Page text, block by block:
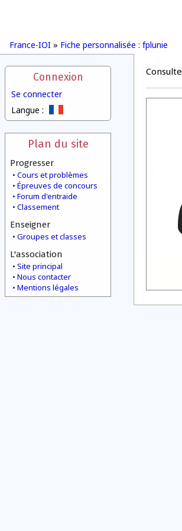
France-IOI » Fiche personnalisée : fplunie
Connexion
Se connecter
Langue :
Plan du site
Progresser
Cours et problèmes
Épreuves de concours
Forum d'entraide
Classement
Enseigner
Groupes et classes
L'association
Site principal
Nous contacter
Mentions légales